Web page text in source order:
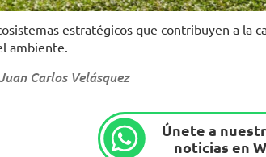
estratégicos que contribuyen a la
ambiente.
Carlos Velásquez
Únete a
noticias en